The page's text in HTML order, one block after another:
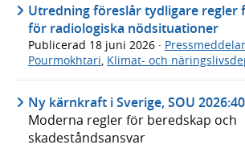
Utredning föreslår tydligare regler
för radiologiska nödsituationer
Publicerad 18 juni 2026 ·
Pourmokhtari, Klimat- och
Ny kärnkraft i Sverige, SOU 2026:40
Moderna regler för beredskap och
skadeståndsansvar